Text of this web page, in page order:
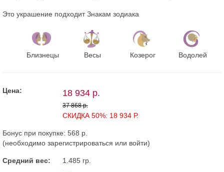
Это украшение подходит Знакам зодиака
Близнецы Весы Козерог Водолей
Цена: 18 934 р.
37 868 р.
СКИДКА 50%: 18 934 Р.
Бонус при покупке: 568 р.
(необходимо зарегистрироваться или войти)
Средний вес: 1.485 гр.